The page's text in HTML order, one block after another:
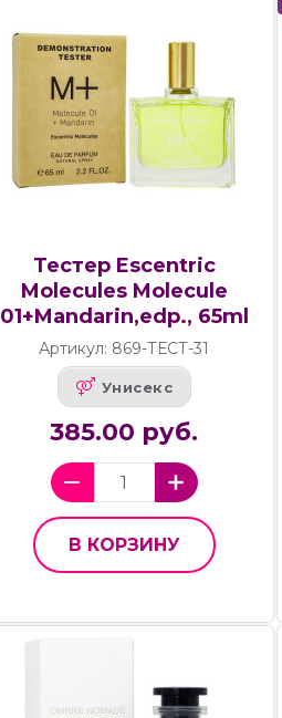
Тестер Escentric
Molecules Molecule
01+Mandarin,edp., 65ml
Артикул: 869-ТЕСТ-31
Унисекс
385.00 руб.
В КОРЗИНУ